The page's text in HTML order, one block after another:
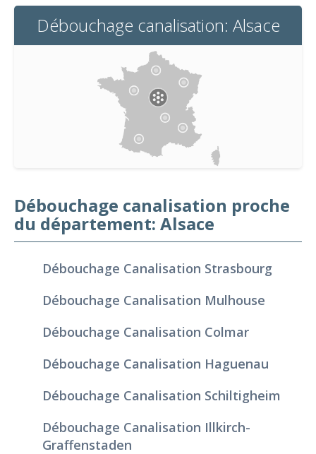
Débouchage canalisation: Alsace
Débouchage canalisation proche
du département: Alsace
Débouchage Canalisation Strasbourg
Débouchage Canalisation Mulhouse
Débouchage Canalisation Colmar
Débouchage Canalisation Haguenau
Débouchage Canalisation Schiltigheim
Débouchage Canalisation Illkirch-
Graffenstaden